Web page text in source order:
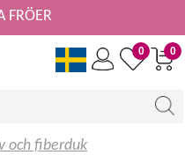
0
0
FRÖER
och fiberduk